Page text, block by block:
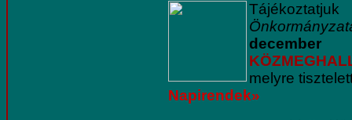
melyre
Napirendek»